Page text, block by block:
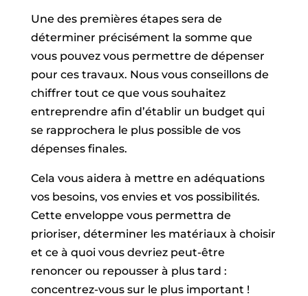
Une des premières étapes sera de
déterminer précisément la somme que
vous pouvez vous permettre de dépenser
pour ces travaux. Nous vous conseillons de
chiffrer tout ce que vous souhaitez
entreprendre afin d’établir un budget qui
se rapprochera le plus possible de vos
dépenses finales.
Cela vous aidera à mettre en adéquations
vos besoins, vos envies et vos possibilités.
Cette enveloppe vous permettra de
prioriser, déterminer les matériaux à choisir
et ce à quoi vous devriez peut-être
renoncer ou repousser à plus tard :
concentrez-vous sur le plus important !